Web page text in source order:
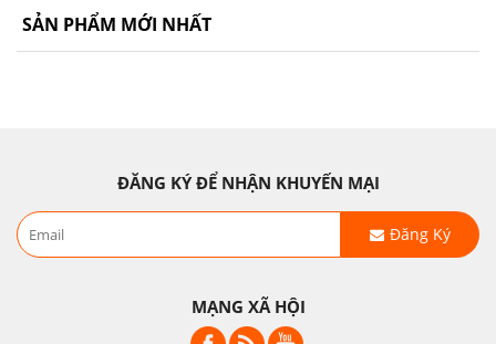
SẢN PHẨM MỚI NHẤT
ĐĂNG KÝ ĐỂ NHẬN KHUYẾN MẠI
Đăng Ký
MẠNG XÃ HỘI